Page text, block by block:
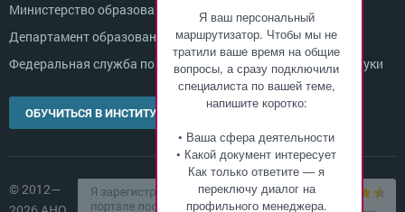
Я ваш персональный
маршрутизатор. Чтобы мы не
тратили ваше время на общие
вопросы, а сразу подключили
специалиста по вашей теме,
напишите коротко:
• Ваша сфера деятельности
• Какой документ интересует
Как только ответите — я
переключу диалог на
профильного менеджера.
Министерство образования и науки России
Департамент образования г. Москвы
Федеральная служба по надзору в сфере образования и науки
ОБУЧИТЬСЯ В ИНСТИТУТЕ
© 2012—